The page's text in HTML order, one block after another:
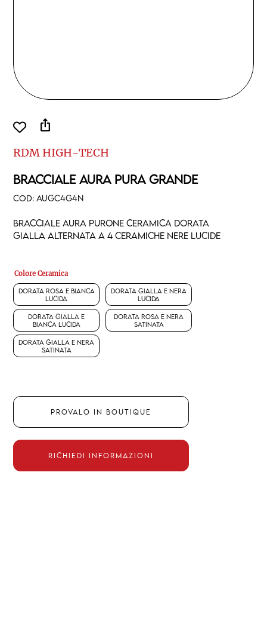
RDM HIGH-TECH
BRACCIALE AURA PURA GRANDE
COD:AUGC4G4N
Bracciale aura purone ceramica dorata
gialla alternata a 4 ceramiche nere lucide
Colore Ceramica
Dorata rosa e bianca
lucida
Dorata gialla e nera
lucida
Dorata gialla e
bianca lucida
Dorata rosa e nera
satinata
Dorata gialla e nera
satinata
PROVALO IN BOUTIQUE
RICHIEDI INFORMAZIONI
ios_share